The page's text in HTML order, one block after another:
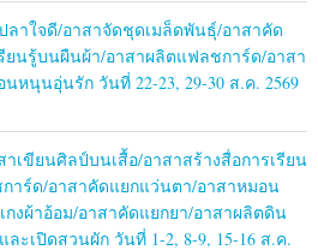
าใจดี/อาสาจัดชุดเมล็ดพันธุ์/อาสาคัด
ยนรู้บนผืนผ้า/อาสาผลิตแฟลชการ์ด/อาสา
หนุนอุ่นรัก วันที่ 22-23, 29-30 ส.ค. 2569
าเขียนศิลป์บนเสื้อ/อาสาสร้างสื่อการเรียน
าร์ด/อาสาคัดแยกแว่นตา/อาสาหมอน
งผ้าอ้อม/อาสาคัดแยกยา/อาสาผลิตดิน
ะเปิดสวนผัก วันที่ 1-2, 8-9, 15-16 ส.ค.